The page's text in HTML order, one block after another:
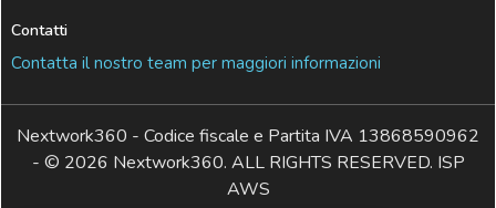
Contatti
Contatta il nostro team per maggiori informazioni
Nextwork360 - Codice fiscale e Partita IVA 13868590962
- © 2026 Nextwork360. ALL RIGHTS RESERVED. ISP
AWS